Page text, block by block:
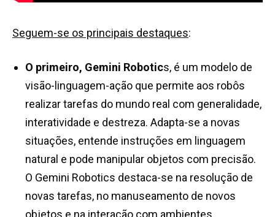
Seguem-se os principais destaques:
O primeiro, Gemini Robotics, é um modelo de
visão-linguagem-ação que permite aos robôs
realizar tarefas do mundo real com generalidade,
interatividade e destreza. Adapta-se a novas
situações, entende instruções em linguagem
natural e pode manipular objetos com precisão.
O Gemini Robotics destaca-se na resolução de
novas tarefas, no manuseamento de novos
objetos e na interação com ambientes